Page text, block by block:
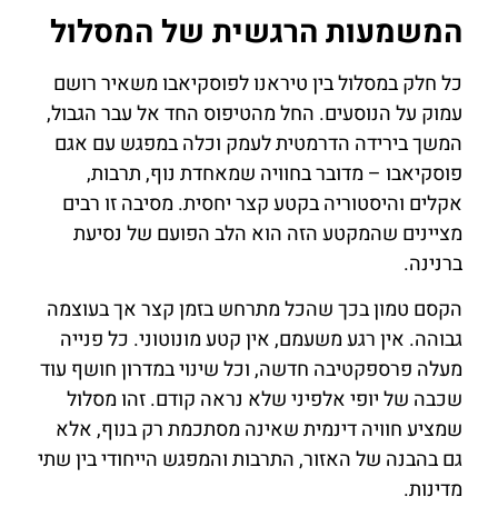
המשמעות הרגשית של המסלול
כל חלק במסלול בין טיראנו לפוסקיאבו משאיר רושם
עמוק על הנוסעים. החל מהטיפוס החד אל עבר הגבול,
המשך בירידה הדרמטית לעמק וכלה במפגש עם אגם
פוסקיאבו – מדובר בחוויה שמאחדת נוף, תרבות,
אקלים והיסטוריה בקטע קצר יחסית. מסיבה זו רבים
מציינים שהמקטע הזה הוא הלב הפועם של נסיעת
ברנינה.
הקסם טמון בכך שהכל מתרחש בזמן קצר אך בעוצמה
גבוהה. אין רגע משעמם, אין קטע מונוטוני. כל פנייה
מעלה פרספקטיבה חדשה, וכל שינוי במדרון חושף עוד
שכבה של יופי אלפיני שלא נראה קודם. זהו מסלול
שמציע חוויה דינמית שאינה מסתכמת רק בנוף, אלא
גם בהבנה של האזור, התרבות והמפגש הייחודי בין שתי
מדינות.